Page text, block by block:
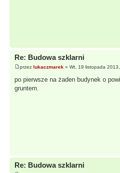
Re: Budowa szklarni
przez lukaczmarek » Wt, 19 listopada
po pierwsze na żaden budynek o
gruntem.
Re: Budowa szklarni